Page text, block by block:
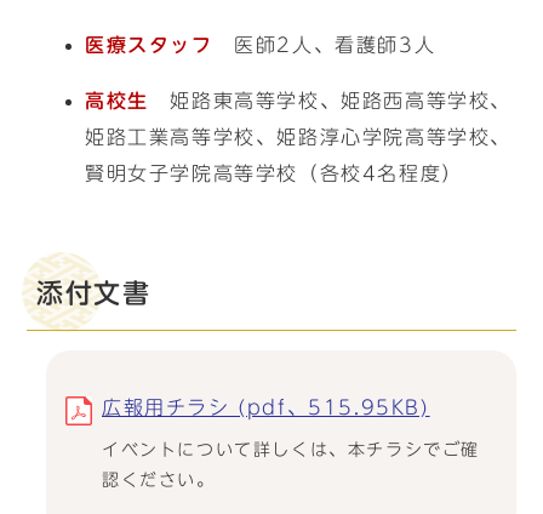
医療スタッフ 医師2人、看護師3人
高校生
姫路東高等学校、姫路西高等学校、
姫路工業高等学校、姫路淳心学院高等学校、
賢明女子学院高等学校（各校4名程度）
添付文書
広報用チラシ (pdf、515.95KB)
イベントについて詳しくは、本チラシでご確
認ください。